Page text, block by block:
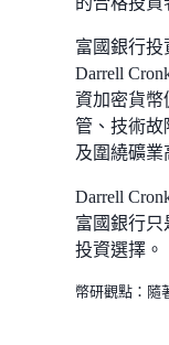
富國銀行
Darrell
資加密貨幣
管、技術故
及圍繞礦業
Darrell
富國銀行只
投資選擇。
幣研觀點：隨